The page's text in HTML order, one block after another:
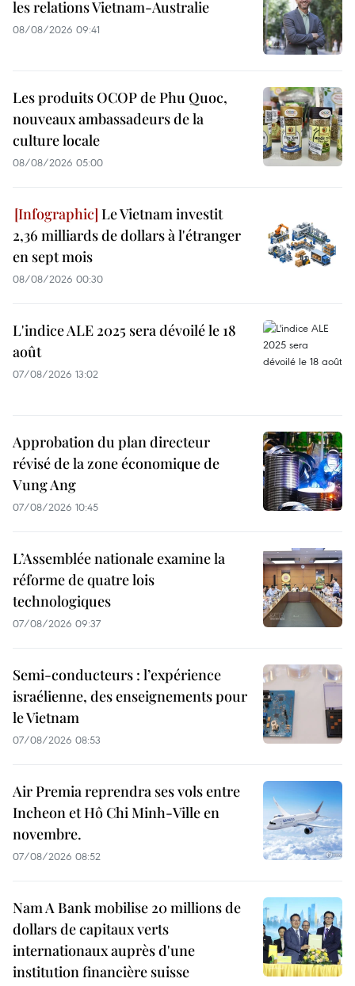
les relations Vietnam-Australie
08/08/2026 09:41
Les produits OCOP de Phu Quoc,
nouveaux ambassadeurs de la
culture locale
08/08/2026 05:00
Le Vietnam investit
2,36 milliards de dollars à l'étranger
en sept mois
08/08/2026 00:30
L'indice ALE 2025 sera dévoilé le 18
août
07/08/2026 13:02
Approbation du plan directeur
révisé de la zone économique de
Vung Ang
07/08/2026 10:45
L’Assemblée nationale examine la
réforme de quatre lois
technologiques
07/08/2026 09:37
Semi-conducteurs : l’expérience
israélienne, des enseignements pour
le Vietnam
07/08/2026 08:53
Air Premia reprendra ses vols entre
Incheon et Hô Chi Minh-Ville en
novembre.
07/08/2026 08:52
Nam A Bank mobilise 20 millions de
dollars de capitaux verts
internationaux auprès d'une
institution financière suisse